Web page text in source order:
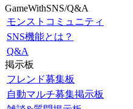
GameWithSNS/Q&A
モンストコミュニティ
SNS機能とは？
Q&A
掲示板
フレンド募集板
自動マルチ募集掲示板